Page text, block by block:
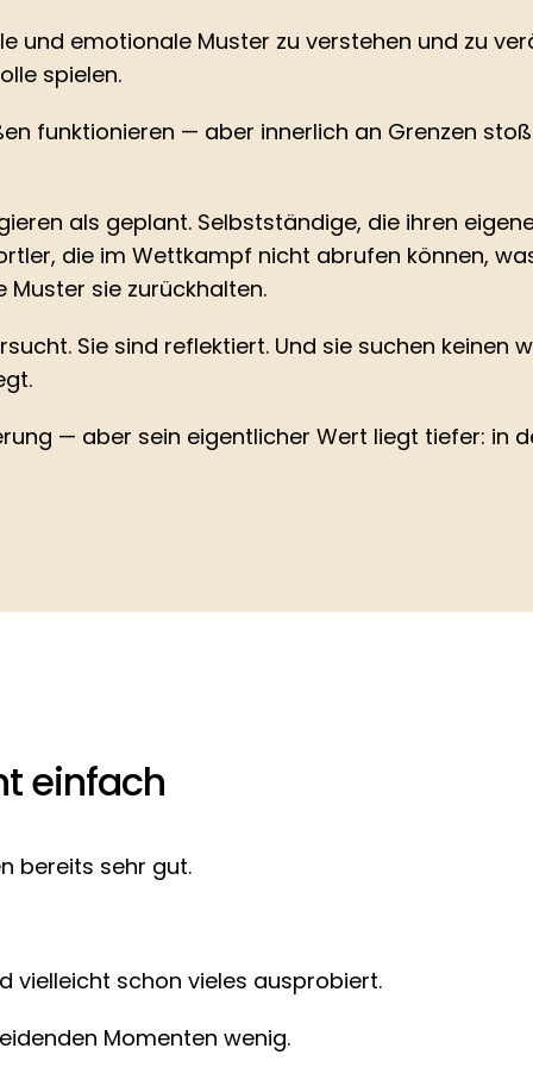
und emotionale Muster zu verstehen und zu
spielen.
funktionieren — aber innerlich an Grenzen
als geplant. Selbstständige, die ihren
die im Wettkampf nicht abrufen können,
sie zurückhalten.
Sie sind reflektiert. Und sie suchen keinen
— aber sein eigentlicher Wert liegt tiefer: in
einfach
bereits sehr gut.
vielleicht schon vieles ausprobiert.
Momenten wenig.